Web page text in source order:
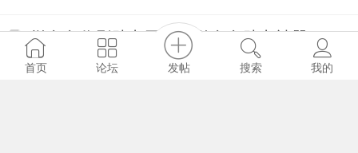
拼多多代刷助力网站 - 拼多多助力神器
康新贵2022-11-20 1895
首页 论坛 发帖 搜索 我的